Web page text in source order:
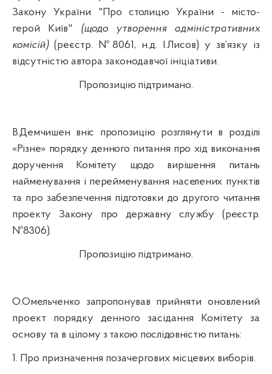
Закону України "Про столицю України - місто-
герой Київ" (щодо утворення адміністративних
комісій)(реєстр. №8061, н.д. І.Лисов) у зв’язку із
відсутністю автора законодавчої ініціативи.
Пропозицію підтримано.
В.Демчишен вніс пропозицію розглянути в розділі
«Різне» порядку денного питання про хід виконання
доручення Комітету щодо вирішення питань
найменування і перейменування населених пунктів
та про забезпечення підготовки до другого читання
проекту Закону про державну службу (реєстр.
№8306).
Пропозицію підтримано.
О.Омельченко запропонував прийняти оновлений
проект порядку денного засідання Комітету за
основу та в цілому з такою послідовністю питань:
1. Про призначення позачергових місцевих виборів.